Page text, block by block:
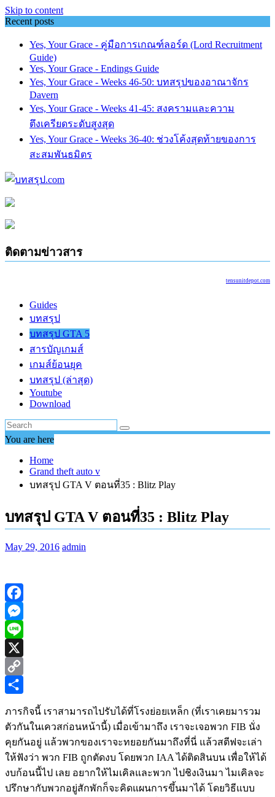
Skip to content
Recent posts
Yes, Your Grace - คู่มือการเกณฑ์ลอร์ด (Lord Recruitment
Guide)
Yes, Your Grace - Endings Guide
Yes, Your Grace - Weeks 46-50: บทสรุปของอาณาจักร
Davern
Yes, Your Grace - Weeks 41-45: สงครามและความ
ตึงเครียดระดับสูงสุด
Yes, Your Grace - Weeks 36-40: ช่วงโค้งสุดท้ายของการ
สะสมพันธมิตร
ติดตามข่าวสาร
tensunitdepot.com
Guides
บทสรุป
บทสรุป GTA 5
สารบัญเกมส์
เกมส์ย้อนยุค
บทสรุป (ล่าสุด)
Youtube
Download
You are here
Home
Grand theft auto v
บทสรุป GTA V ตอนที่35 : Blitz Play
บทสรุป GTA V ตอนที่35 : Blitz Play
May 29, 2016 admin
Facebook
Messenger
Line
X
Copy
ภารกิจนี้ เราสามารถไปรับได้ที่โรงย่อยเหล็ก (ที่เราเคยมารวม
ตัวกันในเควสก่อนหน้านี้) เมื่อเข้ามาถึง เราจะเจอพวก FIB นั่ง
คุยกันอยู่ แล้วพวกของเราจะทยอยกันมาถึงที่นี่ แล้วสตีฟจะเล่า
ให้ฟังว่า พวก FIB ถูกตัดงบ โดยพวก IAA ได้ติดสินบน เพื่อให้ได้
งบก้อนนี้ไป เลย อยากให้ไมเคิลและพวก ไปชิงเงินมา ไมเคิลจะ
ปรึกษากับพวกอยู่สักพักก็จะคิดแผนการขึ้นมาได้ โดยวิธีแบบ